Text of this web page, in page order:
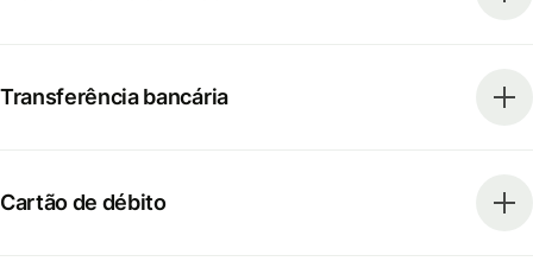
Transferência bancária
Cartão de débito